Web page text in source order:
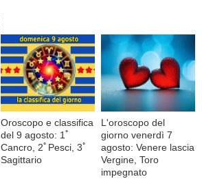
Oroscopo e classifica
del 9 agosto: 1ﾟ
Cancro, 2ﾟPesci, 3ﾟ
Sagittario
L'oroscopo del
giorno venerdì 7
agosto: Venere lascia
Vergine, Toro
impegnato